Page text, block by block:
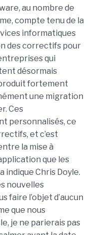
au nombre de
compte tenu de la
informatiques
des correctifs pour
qui
désormais
fortement
une migration
Ces
personnalisés, ce
et c’est
la mise à
que les
indique Chris Doyle.
nouvelles
faire l’objet d’aucun
que nous
je ne parierais pas